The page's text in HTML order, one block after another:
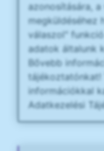
azonosítására,
megküldéséhez
válaszol"
adatok általunk
Bővebb
tájékoztatónkat!
információkkal
Adatkezelési